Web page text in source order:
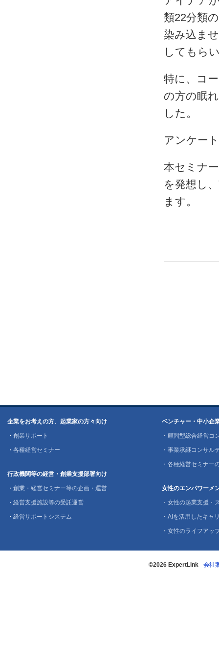
類22分類
染み込ま
してもら
特に、コ
の方の眠
した。
アンケー
本セミナ
を発想し
ます。
企業をお考えの方、起業家の方々向け
・ 創業サポート
・ 各種経営セミナー
行政機関等の経営・創業支援部署向け
・ 創業・経営セミナー等の企画・運営
・ 経営支援施設等の受託運営
・ 経営サポートシステム
ベンチャー・中小企
・ 顧問型総合経営コ
・ 事業承継コンサル
・ 各種経営セミナー
女性のエンパワーメ
・ 女性の起業支援・
・ AIを活用したキャ
・ 女性のライフアッ
©2026 ExpertLink - 会社